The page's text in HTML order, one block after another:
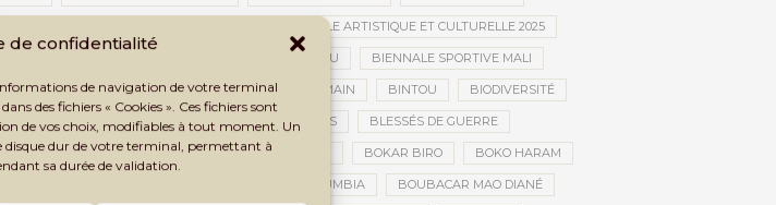
de confidentialité
informations de navigation de votre terminal
des fichiers « Cookies ». Ces fichiers sont
de vos choix, modifiables à tout moment. Un
disque dur de votre terminal, permettant à
sa durée de validation.
BIENNALE ARTISTIQUE ET CULTURELLE 2025
TOMBOUCTOU 2025 BIENNALE DE TOMBOUCTOU BIENNALE SPORTIVE MALI
BILAN ET PERSPECTIVES BILAN HUMAIN BINTOU BIODIVERSITÉ
BLASPHÈME BLÉ BLÉ RUSSE BLESSÉS BLESSÉS DE GUERRE
BOAD BOBO-DIOULASSO BOGOLAN BOKAR BIRO BOKO HARAM
BOUBACAR DOUMBIA BOUBACAR MAO DIANÉ